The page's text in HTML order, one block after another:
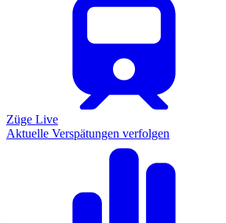
Züge Live
Aktuelle Verspätungen verfolgen